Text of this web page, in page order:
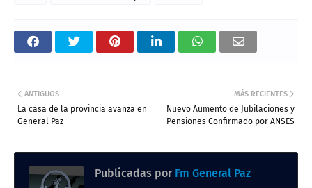
MÁS RECIENTES
Nuevo Aumento de Jubilaciones y
Pensiones Confirmado por ANSES
ANTIGUOS
La casa de la provincia avanza en
General Paz
Publicadas por Fm General Paz